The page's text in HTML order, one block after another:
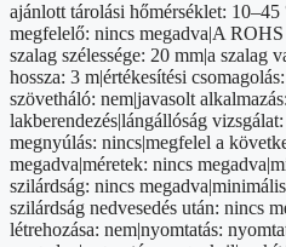
ajánlott tárolási hőmérséklet:
megfelelő: nincs megadva|A
szalag szélessége: 20 mm|a szalag
hossza: 3 m|értékesítési
szövetháló: nem|javasolt
lakberendezés|lángállóság
megnyúlás: nincs|megfelel a
megadva|méretek: nincs
szilárdság: nincs
szilárdság nedvesedés után: nincs
létrehozása: nem|nyomtatás: